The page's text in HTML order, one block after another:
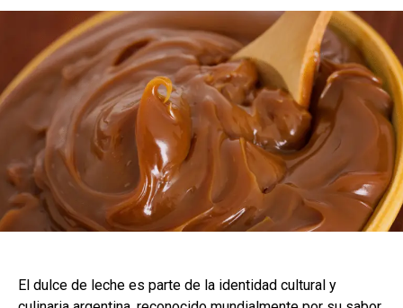
El dulce de leche es parte de la identidad cultural y